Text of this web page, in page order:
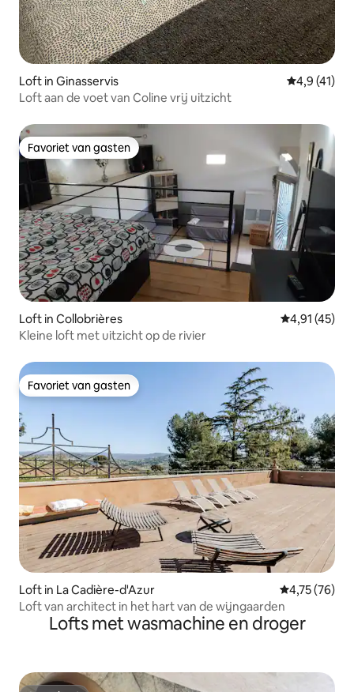
Loft in Ginasservis
4,9 (41)
Loft aan de voet van Coline vrij uitzicht
Favoriet van gasten
Favoriet van gasten
Loft in Collobrières Gemiddelde
4,91 (45)
Kleine loft met uitzicht op de rivier
Favoriet van gasten
Favoriet van gasten
Loft in La Cadière-d'Azur Gemiddelde
4,75 (76)
Loft van architect in het hart van de wijngaarden
Lofts met wasmachine en droger